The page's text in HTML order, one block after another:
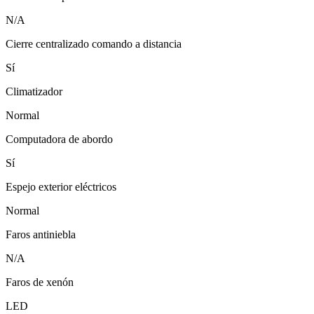
N/A
Cierre centralizado comando a distancia
Sí
Climatizador
Normal
Computadora de abordo
Sí
Espejo exterior eléctricos
Normal
Faros antiniebla
N/A
Faros de xenón
LED